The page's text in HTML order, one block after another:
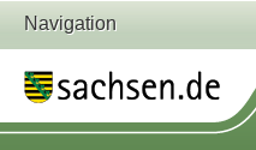
Navigation